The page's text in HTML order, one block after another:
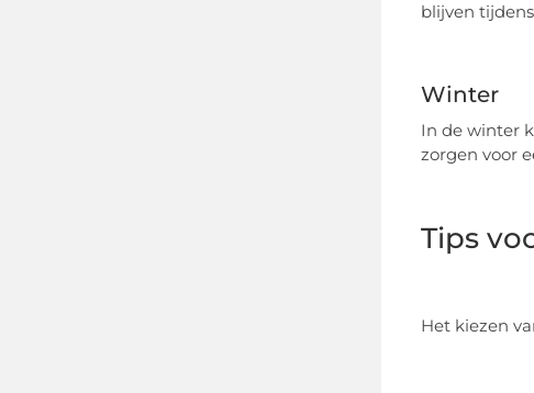
blijven
Winter
In de winter
zorgen voor
Tips
Het kiezen